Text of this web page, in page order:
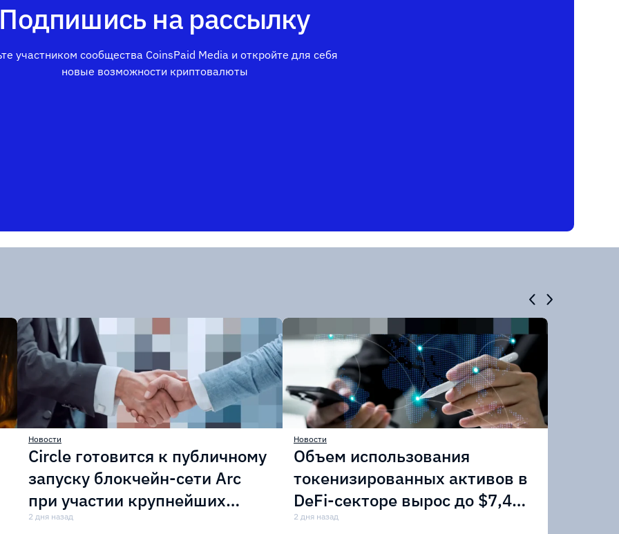
Подпишись на рассылку
участником сообщества CoinsPaid Media и откройте для себя
новые возможности криптовалюты
Новости
Circle готовится к публичному
запуску блокчейн-сети Arc
при участии крупнейших
финансовых организаций
2 дня назад
Новости
Объем использования
токенизированных активов в
DeFi-секторе вырос до $7,4
млрд
2 дня назад